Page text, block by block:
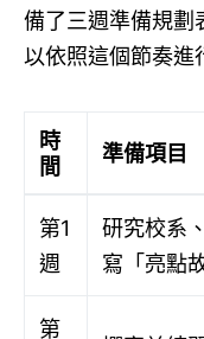
備了三週準備規劃
以依照這個節奏進
時
間
準備項目
第1
週
研究校系
寫「亮點
第